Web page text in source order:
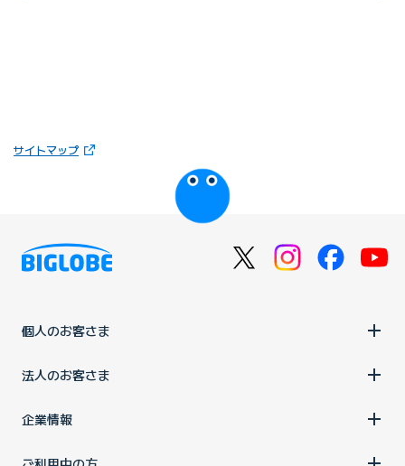
サイトマップ（新しいタブで開きます）
びっぷるのページ
個人のお客さま
法人のお客さま
企業情報